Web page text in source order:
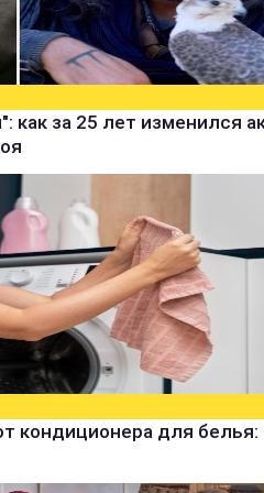
как за 25 лет изменился
кондиционера для белья: